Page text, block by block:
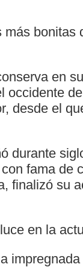
bonitas
en
occidente
desde el
durante
fama de
finalizó su
en la